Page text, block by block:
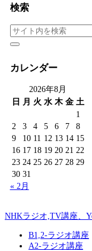
検索
カレンダー
2026年8月
日 月 火 水 木 金 土
1
2
3 4 5 6 7
8
9
10 11 12 13 14 15
16 17 18 19 20 21 22
23 24 25 26 27 28 29
30 31
« 2月
NHKラジオ,TV講座、
B1,2-ラジオ講座
A2-ラジオ講座